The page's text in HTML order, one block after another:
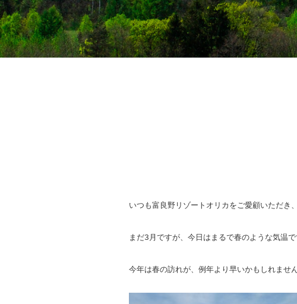
いつも富良野リゾートオリカをご愛顧いただき
まだ3月ですが、今日はまるで春のような気温
今年は春の訪れが、例年より早いかもしれません